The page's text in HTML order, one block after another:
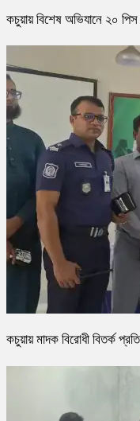
কচুয়ায় বিশেষ অভিযানে ২০
কচুয়ায় মাদক বিরোধী বিতর্ক